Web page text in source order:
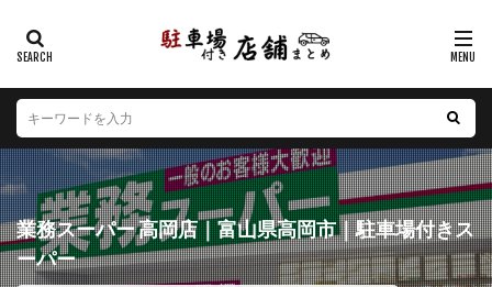
業務スーパー 高岡店｜富山県高岡市｜駐車場付きス
ーパー
カテゴリー
エリア
北海道 青森県 岩手県 宮城県
秋田県
山形県
福島県 茨城県 栃木県
群馬県
埼玉県
千葉県 東京都 神奈川県
新潟県
山梨県
長野県 富山県 石川県
福井県